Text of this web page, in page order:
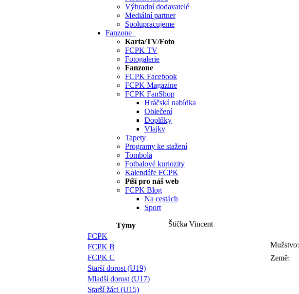
Výhradní dodavatelé
Mediální partner
Spolupracujeme
Fanzone
Karta/TV/Foto
FCPK TV
Fotogalerie
Fanzone
FCPK Facebook
FCPK Magazine
FCPK FanShop
Hráčská nabídka
Oblečení
Doplňky
Vlajky
Tapety
Programy ke stažení
Tombola
Fotbalové kuriozity
Kalendáře FCPK
Píší pro náš web
FCPK Blog
Na cestách
Sport
Týmy
FCPK
FCPK B
FCPK C
Starší dorost (U19)
Mladší dorost (U17)
Starší žáci (U15)
Štička Vincent
Mužstvo:
Země: